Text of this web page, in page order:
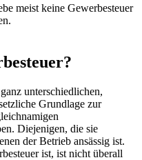
meist keine Gewerbesteuer
unterschiedlichen,
Grundlage zur
Diejenigen, die sie
der Betrieb ansässig ist.
ist, ist nicht überall